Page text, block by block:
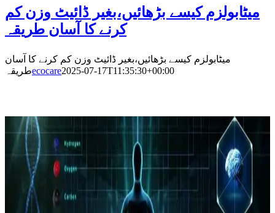
میٹابولزم کیسے بڑھائیں،بغیر ڈائیٹ وزن کم
کرنے کا آسان طریقہ
میٹابولزم کیسے بڑھائیں،بغیر ڈائیٹ وزن کم کرنے کا آسان
طریقہecocare2025-07-17T11:35:30+00:00